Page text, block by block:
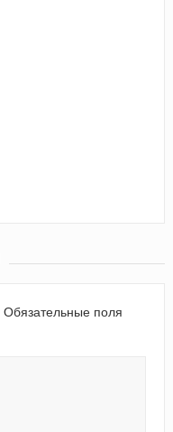
Обязательные поля